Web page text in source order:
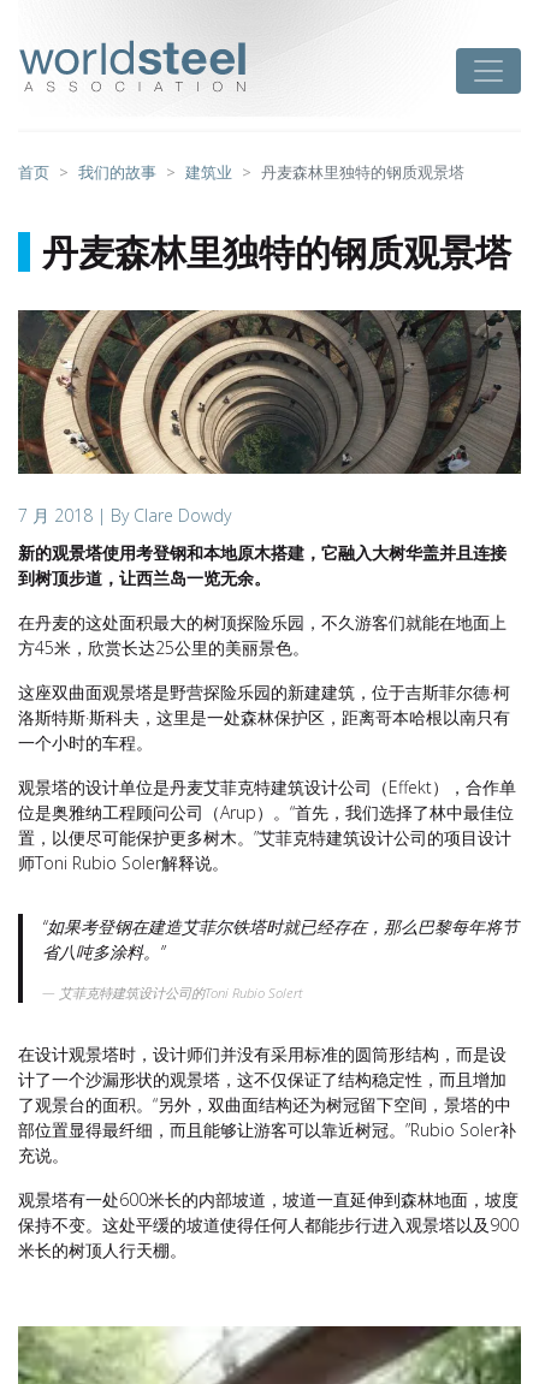
首页 我们的故事 建筑业 丹麦森林里独特的钢质观景塔
丹麦森林里独特的钢质观景塔
7 月 2018 | By Clare Dowdy
新的观景塔使用考登钢和本地原木搭建，它融入大树华盖并且连接
到树顶步道，让西兰岛一览无余。
在丹麦的这处面积最大的树顶探险乐园，不久游客们就能在地面上
方45米，欣赏长达25公里的美丽景色。
这座双曲面观景塔是野营探险乐园的新建建筑，位于吉斯菲尔德·柯
洛斯特斯·斯科夫，这里是一处森林保护区，距离哥本哈根以南只有
一个小时的车程。
观景塔的设计单位是丹麦艾菲克特建筑设计公司（Effekt），合作单
位是奥雅纳工程顾问公司（Arup）。“首先，我们选择了林中最佳位
置，以便尽可能保护更多树木。”艾菲克特建筑设计公司的项目设计
师Toni Rubio Soler解释说。
“如果考登钢在建造艾菲尔铁塔时就已经存在，那么巴黎每年将节
省八吨多涂料。”
艾菲克特建筑设计公司的Toni Rubio Solert
在设计观景塔时，设计师们并没有采用标准的圆筒形结构，而是设
计了一个沙漏形状的观景塔，这不仅保证了结构稳定性，而且增加
了观景台的面积。“另外，双曲面结构还为树冠留下空间，景塔的中
部位置显得最纤细，而且能够让游客可以靠近树冠。”Rubio Soler补
充说。
观景塔有一处600米长的内部坡道，坡道一直延伸到森林地面，坡度
保持不变。这处平缓的坡道使得任何人都能步行进入观景塔以及900
米长的树顶人行天棚。